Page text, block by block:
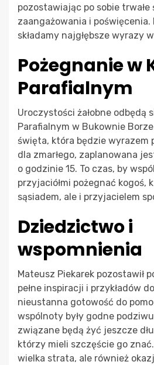
pozostawiając po sobie trwałe
zaangażowania i poświęcenia.
składamy najgłębsze wyrazy
Pożegnanie w
Parafialnym
Uroczystości żałobne odbędą
Parafialnym w Bukownie
święta, która będzie wyrazem
dla zmarłego, zaplanowana
o godzinie 15. To czas, by
przyjaciółmi pożegnać kogoś,
sąsiadem, ale i przyjacielem
Dziedzictwo i
wspomnienia
Mateusz Piekarek pozostawił
pełne inspiracji i przykładów
nieustanna gotowość do
wspólnoty były godne
związane będą żyć jeszcze
którzy mieli szczęście go
wielka strata, ale również